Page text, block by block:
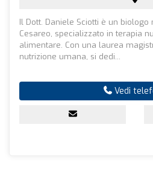
Il Dott. Daniele Sciotti è un biologo
Cesareo, specializzato in terapia
alimentare. Con una laurea
nutrizione umana, si dedi...
Vedi